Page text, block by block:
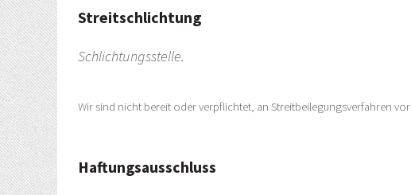
Streitschlichtung
Schlichtungsstelle.
Wir sind nicht bereit oder verpflichtet, an Streitbeilegungsverfahren
Haftungsausschluss